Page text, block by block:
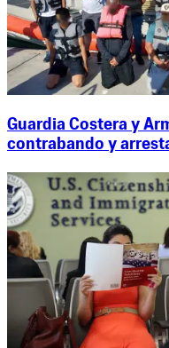
Guardia Costera y
contrabando y